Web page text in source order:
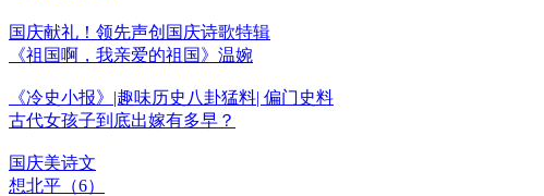
国庆献礼！领先声创国庆诗歌特辑
《祖国啊，我亲爱的祖国》温婉
《冷史小报》|趣味历史八卦猛料| 偏门史料
古代女孩子到底出嫁有多早？
国庆美诗文
想北平（6）